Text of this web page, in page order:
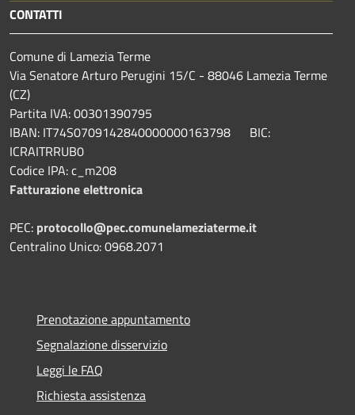
CONTATTI
Comune di Lamezia Terme
Via Senatore Arturo Perugini 15/C - 88046 Lamezia Terme
(CZ)
Partita IVA: 00301390795
IBAN: IT74S0709142840000000163798 BIC:
ICRAITRRUB0
Codice IPA: c_m208
Fatturazione elettronica
PEC: protocollo@pec.comunelameziaterme.it
Centralino Unico: 0968.2071
Prenotazione appuntamento
Segnalazione disservizio
Leggi le FAQ
Richiesta assistenza